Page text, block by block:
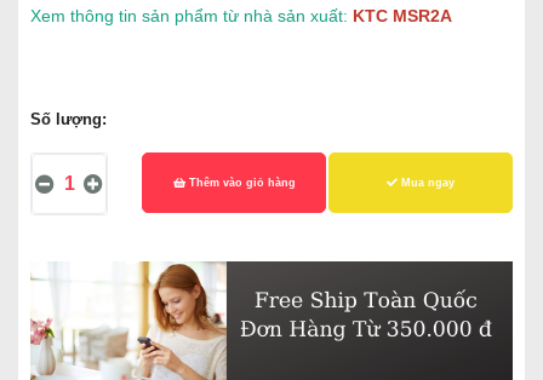
Xem thông tin sản phẩm từ nhà sản xuất: KTC MSR2A
Số lượng:
Thêm vào giỏ hàng Mua ngay